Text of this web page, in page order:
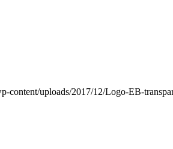
content/uploads/2017/12/Logo-EB-